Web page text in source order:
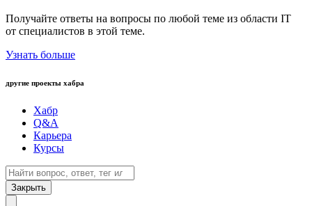
Получайте ответы на вопросы по любой теме из области IT
от специалистов в этой теме.
Узнать больше
другие проекты хабра
Хабр
Q&A
Карьера
Курсы
Закрыть